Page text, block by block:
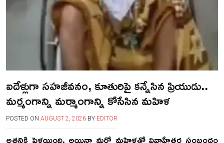
ఐదేళ్లుగా సహజీవనం, కూతురిపై కన్నేసిన ప్రియుడు..
మర్మంగాన్ని మర్మాంగాన్ని కోసేసిన మహిళ
POSTED ON AUGUST 2, 2026 BY EDITOR